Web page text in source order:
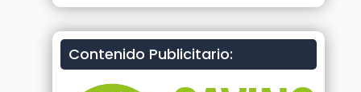
Contenido Publicitario: